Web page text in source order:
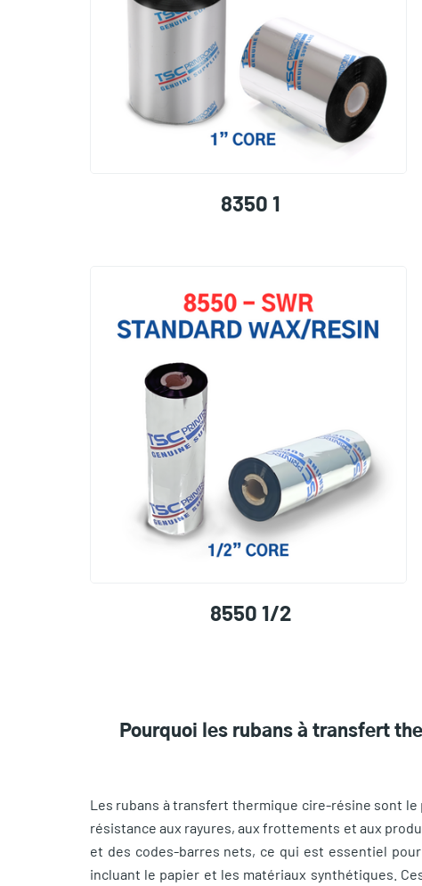
8350 1
8550 1/2
Pourquoi les rubans à transfert
Les rubans à transfert thermique cire-résine sont
résistance aux rayures, aux frottements et aux
et des codes-barres nets, ce qui est essentiel
incluant le papier et les matériaux synthétiques.